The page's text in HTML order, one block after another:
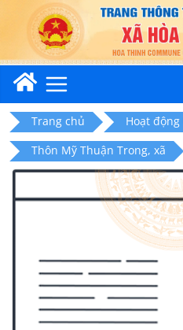
content
Trang chủ
Hoạt động
Thôn Mỹ Thuận Trong, xã